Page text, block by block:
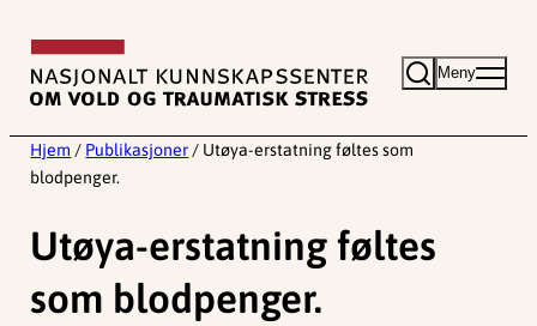
innhold
Meny
Hjem / Publikasjoner / Utøya-erstatning føltes som
blodpenger.
Utøya-erstatning føltes
som blodpenger.